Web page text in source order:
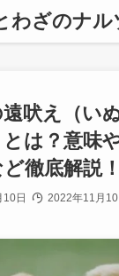
わざのナル
遠吠え（い
とは？意味
徹底解説！
日 2022年11月10